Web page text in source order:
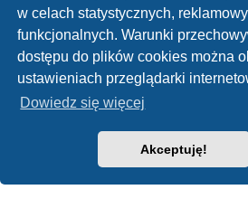
w celach statystycznych,
funkcjonalnych. Warunki
dostępu do plików cookies można
ustawieniach przeglądarki
Dowiedz się więcej
Akceptuję!
Technologię dostarczaphpBB®
Polski